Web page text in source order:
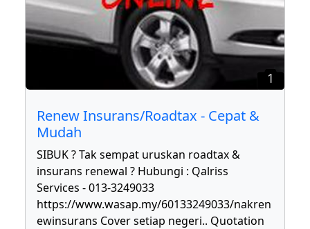
1
Renew Insurans/Roadtax - Cepat &
Mudah
SIBUK ? Tak sempat uruskan roadtax &
insurans renewal ? Hubungi : Qalriss
Services - 013-3249033
https://www.wasap.my/60133249033/nakren
ewinsurans Cover setiap negeri.. Quotation